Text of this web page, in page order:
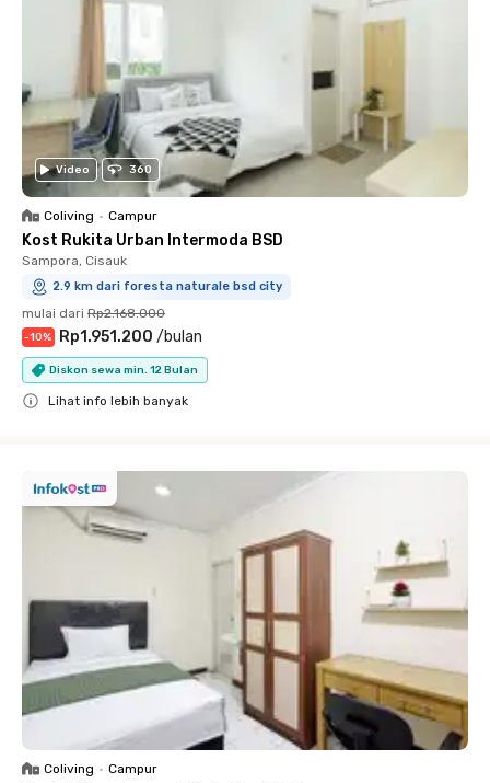
Video 360
Coliving • Campur
Kost Rukita Urban Intermoda BSD
Sampora, Cisauk
2.9 km dari foresta naturale bsd city
mulai dari Rp2.168.000
-10% Rp1.951.200 /bulan
Diskon sewa min. 12 Bulan
Lihat info lebih banyak
Coliving • Campur